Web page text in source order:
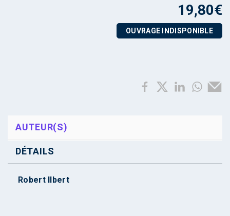
19,80€
OUVRAGE INDISPONIBLE
AUTEUR(S)
DÉTAILS
Robert Ilbert